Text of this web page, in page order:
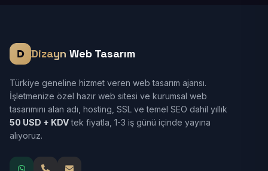
Dizayn Web Tasarım
Türkiye geneline hizmet veren web tasarım ajansı.
İşletmenize özel hazır web sitesi ve kurumsal web
tasarımını alan adı, hosting, SSL ve temel SEO dahil yıllık
50 USD + KDVtek fiyatla, 1-3 iş günü içinde yayına
alıyoruz.